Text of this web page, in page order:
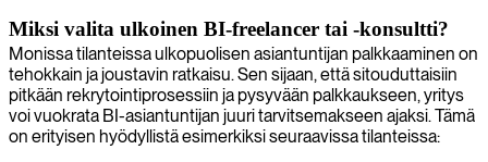
Miksi valita ulkoinen BI-freelancer tai -konsultti?
Monissa tilanteissa ulkopuolisen asiantuntijan palkkaaminen on
tehokkain ja joustavin ratkaisu. Sen sijaan, että sitouduttaisiin
pitkään rekrytointiprosessiin ja pysyvään palkkaukseen, yritys
voi vuokrata BI-asiantuntijan juuri tarvitsemakseen ajaksi. Tämä
on erityisen hyödyllistä esimerkiksi seuraavissa tilanteissa: